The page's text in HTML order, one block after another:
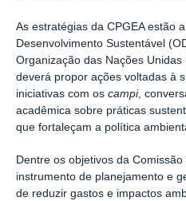
As estratégias da CPGEA estão
Desenvolvimento Sustentável
Organização das Nações
deverá propor ações voltadas à
iniciativas com os campi,
acadêmica sobre práticas
que fortaleçam a política
Dentre os objetivos da
instrumento de planejamento e
de reduzir gastos e impactos